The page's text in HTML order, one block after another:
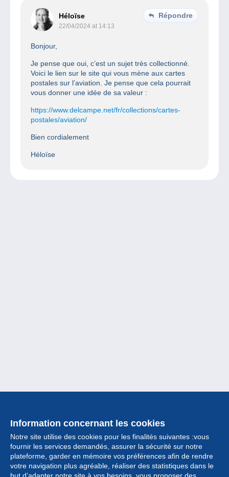
Héloïse
22/04/2024 at 14:13
Répondre
Bonjour,
Je pense que oui, c’est un sujet très collectionné.
Voici le lien sur le site qui vous mène aux cartes
postales sur l’aviation. Je pense que cela pourrait
vous donner une idée de sa valeur :
https://www.delcampe.net/fr/collections/cartes-
postales/aviation/
Bien cordialement
Héloïse
Information concernant les cookies
Notre site utilise des cookies pour les finalités suivantes :vous
fournir les services demandés, assurer la sécurité sur notre
plateforme, garder en mémoire vos préférences afin de rendre
votre navigation plus agréable, réaliser des statistiques dans le